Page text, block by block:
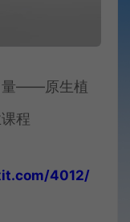
量——原生植
程
4012/